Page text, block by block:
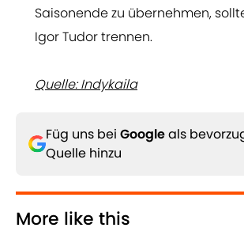
Saisonende zu übernehmen,
Igor Tudor trennen.
Quelle: Indykaila
Füg uns bei Googleals
Quelle hinzu
More like this